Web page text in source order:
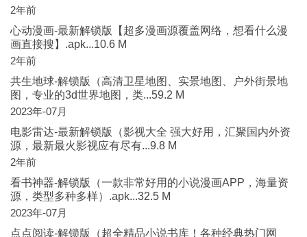
2年前
心动漫画-最新解锁版【超多漫画源覆盖网络，想看什么漫
画直接搜】.apk...10.6 M
2年前
共生地球-解锁版（高清卫星地图、实景地图、户外街景地
图，专业的3d世界地图，类...59.2 M
2023年-07月
电影雷达-最新解锁版（影视大全 强大好用，汇聚国内外资
源，最新最火影视应有尽有...9.8 M
2年前
看书神器-解锁版（一款非常好用的小说漫画APP，海量资
源，类型多种多样）.apk...32.5 M
2023年-07月
点点阅读-解锁版（超全精品小说书库！各种经典热门网